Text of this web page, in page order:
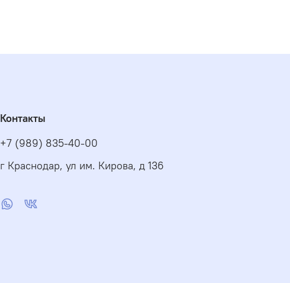
Контакты
+7 (989) 835-40-00
г Краснодар, ул им. Кирова, д 136